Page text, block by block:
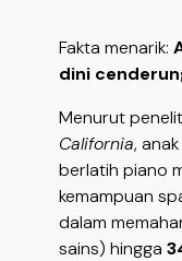
Fakta menarik:
dini
Menurut
California,
berlatih piano
kemampuan
dalam
sains) hingga